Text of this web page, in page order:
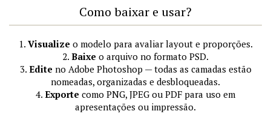
Como baixar e usar?
1. Visualize o modelo para avaliar layout e proporções.
2. Baixe o arquivo no formato PSD.
3. Edite no Adobe Photoshop — todas as camadas estão
nomeadas, organizadas e desbloqueadas.
4. Exporte como PNG, JPEG ou PDF para uso em
apresentações ou impressão.